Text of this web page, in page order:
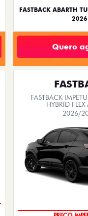
FASTBACK ABARTH
2026
Quero
FASTBACK
HYBRID
2026/